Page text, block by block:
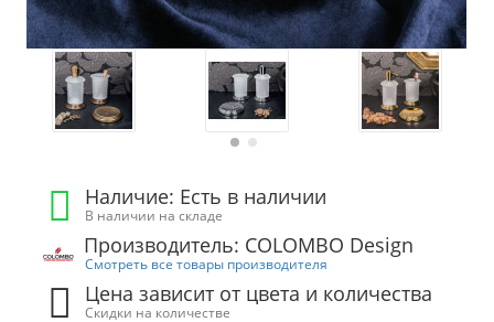
Наличие: Есть в наличии
В наличии на складе
Производитель: COLOMBO Design
Смотреть все товары производителя
Цена зависит от цвета и количества
Скидки на количестве